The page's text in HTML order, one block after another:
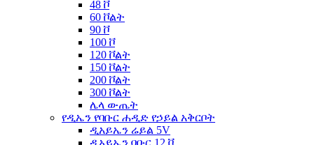
48 ቮ
60 ቮልት
90 ቮ
100 ቮ
120 ቮልት
150 ቮልት
200 ቮልት
300 ቮልት
ሌላ ውጤት
የዲኤን የባቡር ሐዲድ የኃይል አቅርቦት
ዲአይኤን ሬይል 5V
ዲአይኤን ባቡር 12 ቮ